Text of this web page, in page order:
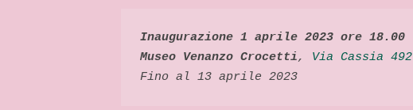
Inaugurazione 1 aprile 2023 ore 18.00
Museo Venanzo Crocetti, Via Cassia 492
Fino al 13 aprile 2023